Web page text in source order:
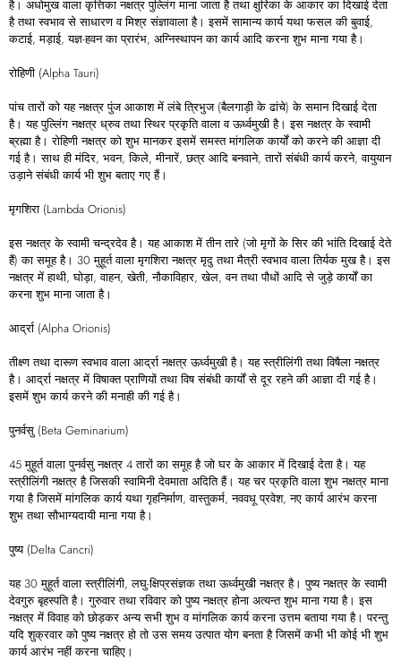
है। अधोमुख वाला कृत्तिका नक्षत्र पुल्लिंग माना जाता है तथा क्षुरिका के आकार का दिखाई देता
है तथा स्वभाव से साधारण व मिश्र संज्ञावाला है। इसमें सामान्य कार्य यथा फसल की बुवाई,
कटाई, मड़ाई, यज्ञ-हवन का प्रारंभ, अग्निस्थापन का कार्य आदि करना शुभ माना गया है।
रोहिणी (Alpha Tauri)
पांच तारों को यह नक्षत्र पुंज आकाश में लंबे त्रिभुज (बैलगाड़ी के ढांचे) के समान दिखाई देता
है। यह पुल्लिंग नक्षत्र ध्रुव तथा स्थिर प्रकृति वाला व ऊर्ध्वमुखी है। इस नक्षत्र के स्वामी
ब्रह्मा है। रोहिणी नक्षत्र को शुभ मानकर इसमें समस्त मांगलिक कार्यों को करने की आज्ञा दी
गई है। साथ ही मंदिर, भवन, किले, मीनारें, छत्र आदि बनवाने, तारों संबंधी कार्य करने, वायुयान
उड़ाने संबंधी कार्य भी शुभ बताए गए हैं।
मृगशिरा (Lambda Orionis)
इस नक्षत्र के स्वामी चन्द्रदेव है। यह आकाश में तीन तारे (जो मृगों के सिर की भांति दिखाई देते
हैं) का समूह है। 30 मुहूर्त वाला मृगशिरा नक्षत्र मृदु तथा मैत्री स्वभाव वाला तिर्यक मुख है। इस
नक्षत्र में हाथी, घोड़ा, वाहन, खेती, नौकाविहार, खेल, वन तथा पौधों आदि से जुड़े कार्यों का
करना शुभ माना जाता है।
आर्द्रा (Alpha Orionis)
तीक्ष्ण तथा दारूण स्वभाव वाला आर्द्रा नक्षत्र ऊर्ध्वमुखी है। यह स्त्रीलिंगी तथा विषैला नक्षत्र
है। आर्द्रा नक्षत्र में विषाक्त प्राणियों तथा विष संबंधी कार्यों से दूर रहने की आज्ञा दी गई है।
इसमें शुभ कार्य करने की मनाही की गई है।
पुनर्वसु (Beta Geminarium)
45 मुहूर्त वाला पुनर्वसु नक्षत्र 4 तारों का समूह है जो घर के आकार में दिखाई देता है। यह
स्त्रीलिंगी नक्षत्र है जिसकी स्वामिनी देवमाता अदिति हैं। यह चर प्रकृति वाला शुभ नक्षत्र माना
गया है जिसमें मांगलिक कार्य यथा गृहनिर्माण, वास्तुकर्म, नववधू प्रवेश, नए कार्य आरंभ करना
शुभ तथा सौभाग्यदायी माना गया है।
पुष्य (Delta Cancri)
यह 30 मुहूर्त वाला स्त्रीलिंगी, लघु-क्षिप्रसंज्ञक तथा ऊर्ध्वमुखी नक्षत्र है। पुष्य नक्षत्र के स्वामी
देवगुरु बृहस्पति है। गुरुवार तथा रविवार को पुष्य नक्षत्र होना अत्यन्त शुभ माना गया है। इस
नक्षत्र में विवाह को छोड़कर अन्य सभी शुभ व मांगलिक कार्य करना उत्तम बताया गया है। परन्तु
यदि शुक्रवार को पुष्य नक्षत्र हो तो उस समय उत्पात योग बनता है जिसमें कभी भी कोई भी शुभ
कार्य आरंभ नहीं करना चाहिए।